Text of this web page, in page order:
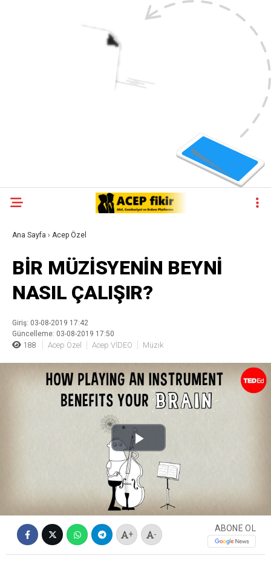
Ana Sayfa › Acep Özel
BİR MÜZİSYENİN BEYNİ
NASIL ÇALIŞIR?
Giriş: 03-08-2019 17:42
Güncelleme: 03-08-2019 17:50
188 Acep Özel Acep VİDEO Müzik
Play
Video
+ -
ABONE OL